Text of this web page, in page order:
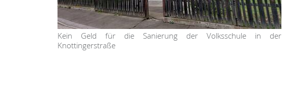
Kein Geld für die Sanierung der Volksschule in der
Knottingerstraße